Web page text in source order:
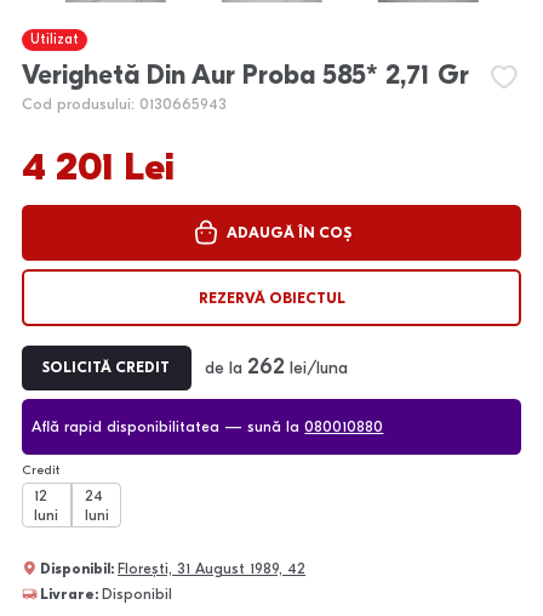
Utilizat
Verighetă Din Aur Proba 585* 2,71 Gr
Cod produsului: 0130665943
4 201 Lei
ADAUGĂ ÎN COȘ
REZERVĂ OBIECTUL
SOLICITĂ CREDIT de la 262 lei/luna
Află rapid disponibilitatea — sună la080010880
Credit
12
luni
24
luni
Disponibil: Florești, 31 August 1989, 42
Livrare: Disponibil